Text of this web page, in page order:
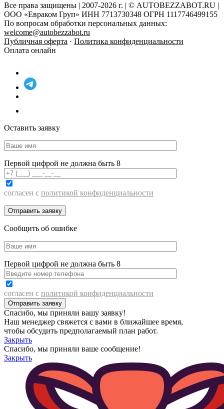
Все права защищены | 2007-2026 г. | © AUTOBEZZABOT.RU |
ООО «Евраком Груп» ИНН 7713730348 ОГРН 1117746499155
По вопросам обработки персональных данных:
welcome@autobezzabot.ru
Публичная оферта · Политика конфиденциальности
Оплата онлайн
Оставить заявку
Первой цифрой не должна быть 8
согласен с политикой конфиденциальности
Сообщить об ошибке
Первой цифрой не должна быть 8
согласен с политикой конфиденциальности
Спасибо, мы приняли вашу заявку!
Наш менеджер свяжется с вами в ближайшее время,
чтобы обсудить предполагаемый план работ.
Закрыть
Спасибо, мы приняли ваше сообщение!
Закрыть